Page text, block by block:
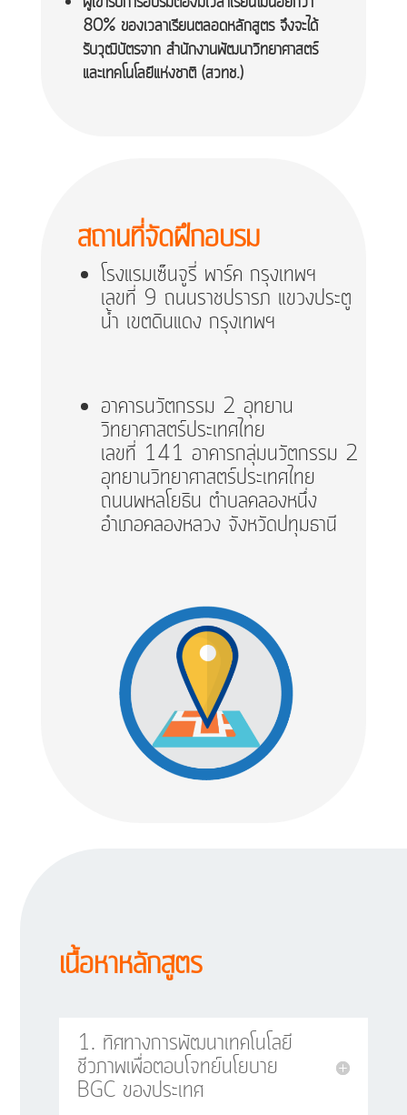
80% ของเวลาเรียนตลอดหลักสูตร จึงจะได้
รับวุฒิบัตรจาก สำนักงานพัฒนาวิทยาศาสตร์
และเทคโนโลยีแห่งชาติ (สวทช.)
สถานที่จัดฝึกอบรม
โรงแรมเซ็นจูรี่ พาร์ค กรุงเทพฯ
เลขที่ 9 ถนนราชปรารภ แขวงประตู
น้ำ เขตดินแดง กรุงเทพฯ
อาคารนวัตกรรม 2 อุทยาน
วิทยาศาสตร์ประเทศไทย
เลขที่ 141 อาคารกลุ่มนวัตกรรม 2
อุทยานวิทยาศาสตร์ประเทศไทย
ถนนพหลโยธิน ตำบลคลองหนึ่ง
อำเภอคลองหลวง จังหวัดปทุมธานี
เนื้อหาหลักสูตร
1. ทิศทางการพัฒนาเทคโนโลยี
ชีวภาพเพื่อตอบโจทย์นโยบาย
BGC ของประเทศ